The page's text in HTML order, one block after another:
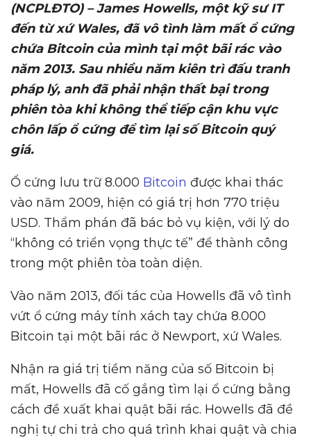
(NCPLĐTO) – James Howells, một kỹsưIT
đến từxứWales, đã vô tình làm mấtổcứng
chứa Bitcoin của mình tại một bãi rác vào
năm 2013. Sau nhiều năm kiên trì đấu tranh
pháp lý, anh đã phải nhận thất bại trong
phiên tòa khi không thểtiếp cận khu vực
chôn lấpổcứng đểtìm lại sốBitcoin quý
giá.
Ổ cứng lưu trữ 8.000 Bitcoin được khai thác
vào năm 2009, hiện có giá trị hơn 770 triệu
USD. Thẩm phán đã bác bỏ vụ kiện, với lý do
“không có triển vọng thực tế” để thành công
trong một phiên tòa toàn diện.
Vào năm 2013, đối tác của Howells đã vô tình
vứt ổ cứng máy tính xách tay chứa 8.000
Bitcoin tại một bãi rác ở Newport, xứ Wales.
Nhận ra giá trị tiềm năng của số Bitcoin bị
mất, Howells đã cố gắng tìm lại ổ cứng bằng
cách đề xuất khai quật bãi rác. Howells đã đề
nghị tự chi trả cho quá trình khai quật và chia